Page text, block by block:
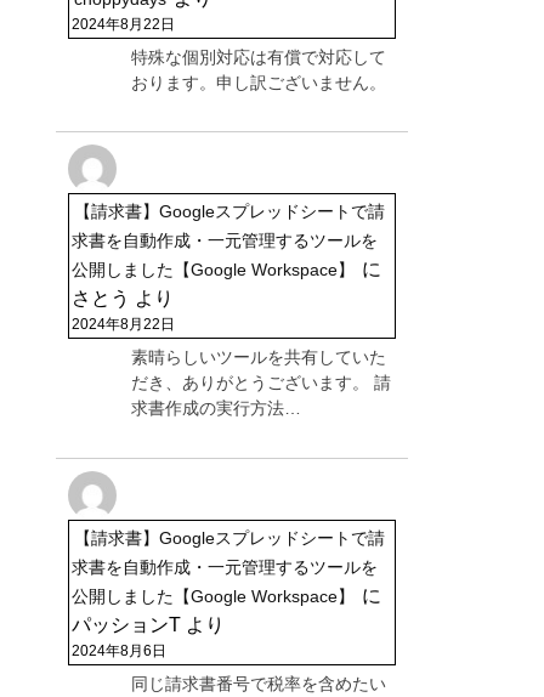
2024年8月22日
特殊な個別対応は有償で対応して
おります。申し訳ございません。
【請求書】Googleスプレッドシートで請
求書を自動作成・一元管理するツールを
公開しました【Google Workspace】
に
さとう より
2024年8月22日
素晴らしいツールを共有していた
だき、ありがとうございます。 請
求書作成の実行方法…
【請求書】Googleスプレッドシートで請
求書を自動作成・一元管理するツールを
公開しました【Google Workspace】
に
パッションT より
2024年8月6日
同じ請求書番号で税率を含めたい